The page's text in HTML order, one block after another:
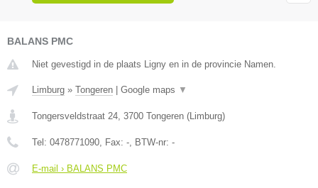
BALANS PMC
Niet gevestigd in de plaats Ligny en in de provincie Namen.
Limburg » Tongeren | Google maps ▼
Tongersveldstraat 24 3700 Tongeren (Limburg)
Tel: 0478771090 , Fax: - , BTW-nr: -
E-mail › BALANS PMC